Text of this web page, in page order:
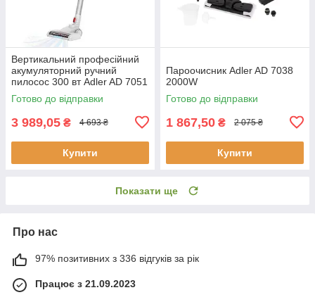
Вертикальний професійний
акумуляторний ручний
пилосос 300 вт Adler AD 7051
Готово до відправки
3 989,05 ₴ 4 693 ₴
Купити
Пароочисник Adler AD 7038
2000W
Готово до відправки
1 867,50 ₴ 2 075 ₴
Купити
Показати ще
Про нас
97% позитивних з 336 відгуків за рік
Працює з 21.09.2023